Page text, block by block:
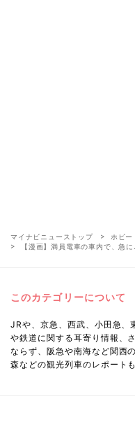
マイナビニューストップ ホビー
【漫画】満員電車の車内で、急に…
このカテゴリーについて
JRや、京急、西武、小田急、
や鉄道に関する耳寄り情報、
ならず、阪急や南海など関西
森などの観光列車のレポート